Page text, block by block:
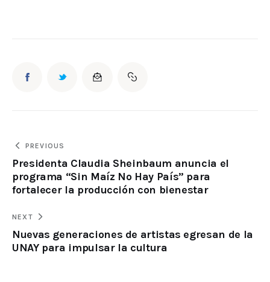
PREVIOUS
Presidenta Claudia Sheinbaum anuncia el
programa “Sin Maíz No Hay País” para
fortalecer la producción con bienestar
NEXT
Nuevas generaciones de artistas egresan de la
UNAY para impulsar la cultura